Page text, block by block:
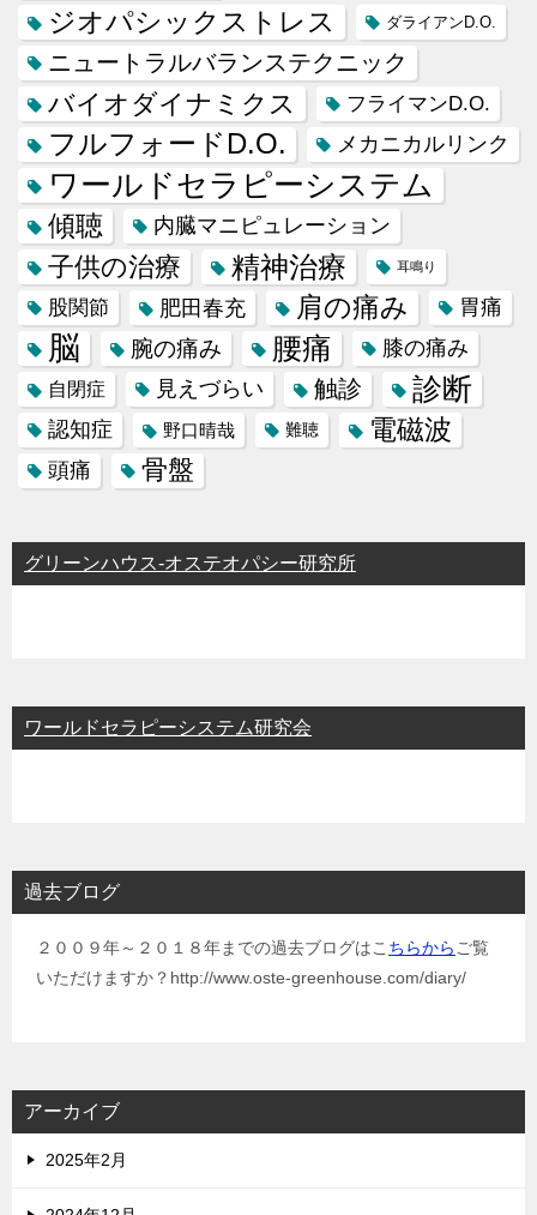
ジオパシックストレス ダライアンD.O.
ニュートラルバランステクニック
バイオダイナミクス フライマンD.O.
フルフォードD.O. メカニカルリンク
ワールドセラピーシステム
傾聴 内臓マニピュレーション
子供の治療 精神治療 耳鳴り
股関節 肥田春充 肩の痛み 胃痛
脳 腕の痛み 腰痛 膝の痛み
自閉症 見えづらい 触診 診断
認知症 野口晴哉 難聴 電磁波
頭痛 骨盤
グリーンハウス-オステオパシー研究所
ワールドセラピーシステム研究会
過去ブログ
２００９年～２０１８年までの過去ブログはこ ちらから ご覧
いただけますか？http://www.oste-greenhouse.com/diary/
アーカイブ
2025年2月